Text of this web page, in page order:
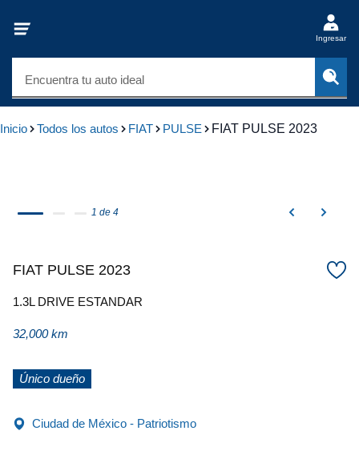
Ingresar
Encuentra tu auto ideal
Inicio Todos los autos FIAT PULSE FIAT PULSE 2023
1 de 4
FIAT PULSE 2023
1.3L DRIVE ESTANDAR
32,000 km
Único dueño
Ciudad de México - Patriotismo